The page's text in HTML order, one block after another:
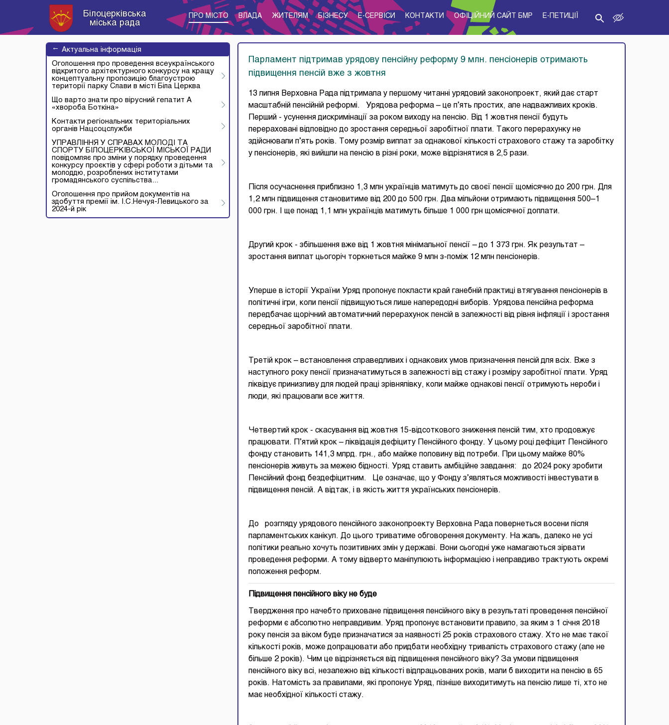
Білоцерківська
міська рада
ПРО МІСТО ВЛАДА ЖИТЕЛЯМ БІЗНЕСУ E-CЕРВІСИ КОНТАКТИ ОФІЦІЙНИЙ САЙТ БМР E-ПЕТИЦІЇ
→ Актуальна інформація
Оголошення про проведення всеукраїнського
відкритого архітектурного конкурсу на кращу
концептуальну пропозицію благоустрою
території парку Слави в місті Біла Церква
Що варто знати про вірусний гепатит А
«хвороба Боткіна»
Контакти регіональних територіальних
органів Нацсоцслужби
УПРАВЛІННЯ У СПРАВАХ МОЛОДІ ТА
СПОРТУ БІЛОЦЕРКІВСЬКОЇ МІСЬКОЇ РАДИ
повідомляє про зміни у порядку проведення
конкурсу проєктів у сфері роботи з дітьми та
молоддю, розроблених інститутами
громадянського суспільства...
Оголошення про прийом документів на
здобуття премії ім. І.С.Нечуя-Левицького за
2024-й рік
Парламент підтримав урядову пенсійну реформу 9 млн. пенсіонерів отримають
підвищення пенсій вже з жовтня
13 липня Верховна Рада підтримала у першому читанні урядовий законопроект, який дає старт
масштабній пенсійній реформі. Урядова реформа – це п’ять простих, але надважливих кроків.
Перший - усунення дискримінації за роком виходу на пенсію. Від 1 жовтня пенсії будуть
перераховані відповідно до зростання середньої заробітної плати. Такого перерахунку не
здійснювали п’ять років. Тому розмір виплат за однакової кількості страхового стажу та заробітку
у пенсіонерів, які вийшли на пенсію в різні роки, може відрізнятися в 2,5 рази.
Після осучаснення приблизно 1,3 млн українців матимуть до своєї пенсії щомісячно до 200 грн. Для
1,2 млн підвищення становитиме від 200 до 500 грн. Два мільйони отримають підвищення 500–1
000 грн. І ще понад 1,1 млн українців матимуть більше 1 000 грн щомісячної доплати.
Другий крок - збільшення вже від 1 жовтня мінімальної пенсії – до 1 373 грн. Як результат –
зростання виплат цьогоріч торкнеться майже 9 млн з-поміж 12 млн пенсіонерів.
Уперше в історії України Уряд пропонує покласти край ганебній практиці втягування пенсіонерів в
політичні ігри, коли пенсії підвищуються лише напередодні виборів. Урядова пенсійна реформа
передбачає щорічний автоматичний перерахунок пенсій в залежності від рівня інфляції і зростання
середньої заробітної плати.
Третій крок – встановлення справедливих і однакових умов призначення пенсій для всіх. Вже з
наступного року пенсії призначатимуться в залежності від стажу і розміру заробітної плати. Уряд
ліквідує принизливу для людей праці зрівнялівку, коли майже однакові пенсії отримують нероби і
люди, які працювали все життя.
Четвертий крок - скасування від жовтня 15-відсоткового зниження пенсій тим, хто продовжує
працювати. П’ятий крок – ліквідація дефіциту Пенсійного фонду. У цьому році дефіцит Пенсійного
фонду становить 141,3 млрд. грн., або майже половину від потреби. При цьому майже 80%
пенсіонерів живуть за межею бідності. Уряд ставить амбіційне завдання: до 2024 року зробити
Пенсійний фонд бездефіцитним. Це означає, що у Фонду з’являться можливості інвестувати в
підвищення пенсій. А відтак, і в якість життя українських пенсіонерів.
До розгляду урядового пенсійного законопроекту Верховна Рада повернеться восени після
парламентських канікул. До цього триватиме обговорення документу. На жаль, далеко не усі
політики реально хочуть позитивних змін у державі. Вони сьогодні уже намагаються зірвати
проведення реформи. А тому відверто маніпулюють інформацією і неправдиво трактують окремі
положення реформ.
Підвищення пенсійного віку не буде
Твердження про начебто приховане підвищення пенсійного віку в результаті проведення пенсійної
реформи є абсолютно неправдивим. Уряд пропонує встановити правило, за яким з 1 січня 2018
року пенсія за віком буде призначатися за наявності 25 років страхового стажу. Хто не має такої
кількості років, може допрацювати або придбати необхідну тривалість страхового стажу (але не
більше 2 років). Чим це відрізняється від підвищення пенсійного віку? За умови підвищення
пенсійного віку всі, незалежно від кількості відпрацьованих років, мали б виходити на пенсію в 65
років. Натомість за правилами, які пропонує Уряд, пізніше виходитимуть на пенсію лише ті, хто не
має необхідної кількості стажу.